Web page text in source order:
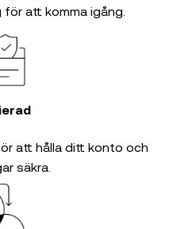
att komma igång.
att hålla ditt konto och
säkra.